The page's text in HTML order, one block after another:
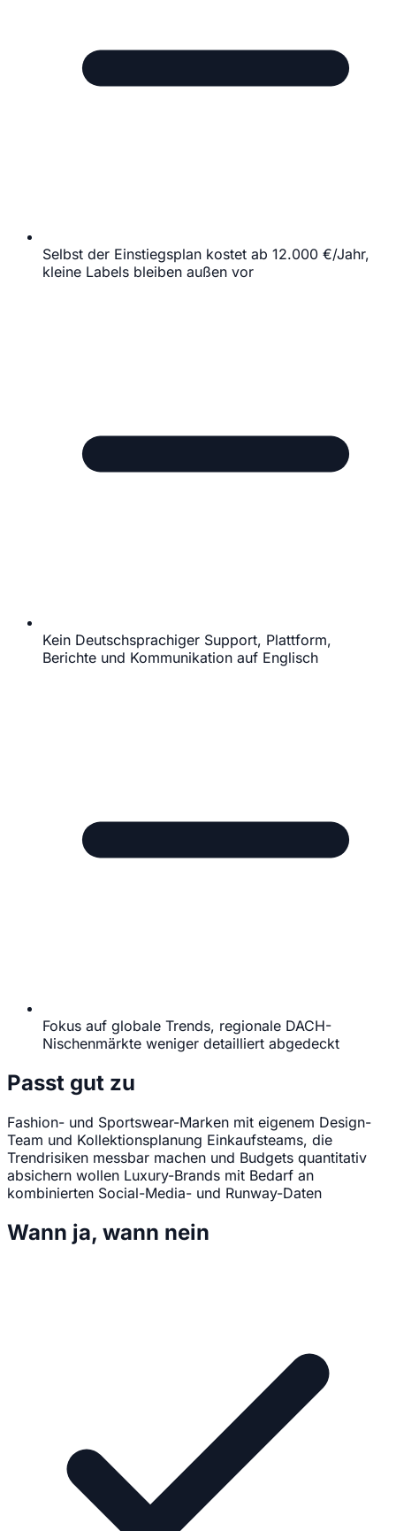
Selbst der Einstiegsplan kostet ab 12.000 €/Jahr,
kleine Labels bleiben außen vor
Kein Deutschsprachiger Support, Plattform,
Berichte und Kommunikation auf Englisch
Fokus auf globale Trends, regionale DACH-
Nischenmärkte weniger detailliert abgedeckt
Passt gut zu
Fashion- und Sportswear-Marken mit eigenem Design-
Team und Kollektionsplanung Einkaufsteams, die
Trendrisiken messbar machen und Budgets quantitativ
absichern wollen Luxury-Brands mit Bedarf an
kombinierten Social-Media- und Runway-Daten
Wann ja, wann nein